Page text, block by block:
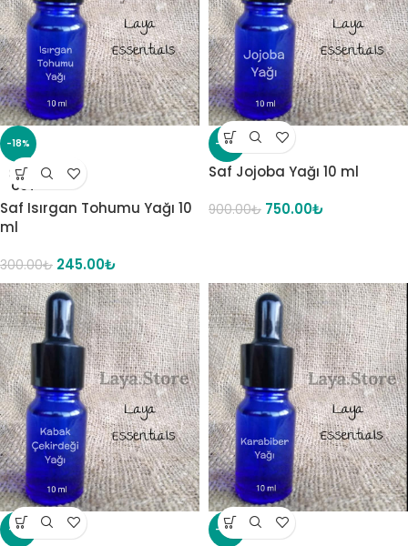
-18%
SOLD
OUT
Saf Isırgan Tohumu Yağı 10
ml
300.00₺ 245.00₺
-17%
Saf Jojoba Yağı 10 ml
900.00₺ 750.00₺
-9% -19%